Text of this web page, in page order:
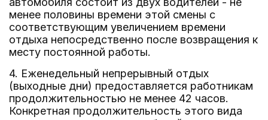
менее половины времени этой смены с
соответствующим увеличением времени
отдыха непосредственно после возвращения к
месту постоянной работы.
4. Еженедельный непрерывный отдых
(выходные дни) предоставляется работникам
продолжительностью не менее 42 часов.
Конкретная продолжительность этого вида